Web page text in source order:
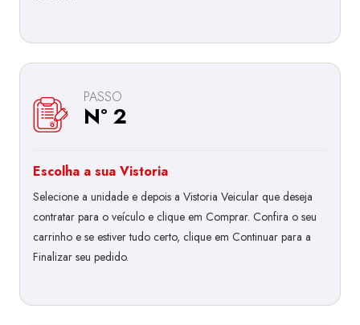
PASSO
Nº 2
Escolha a sua Vistoria
Selecione a unidade e depois a Vistoria Veicular que deseja
contratar para o veículo e clique em Comprar. Confira o seu
carrinho e se estiver tudo certo, clique em Continuar para a
Finalizar seu pedido.